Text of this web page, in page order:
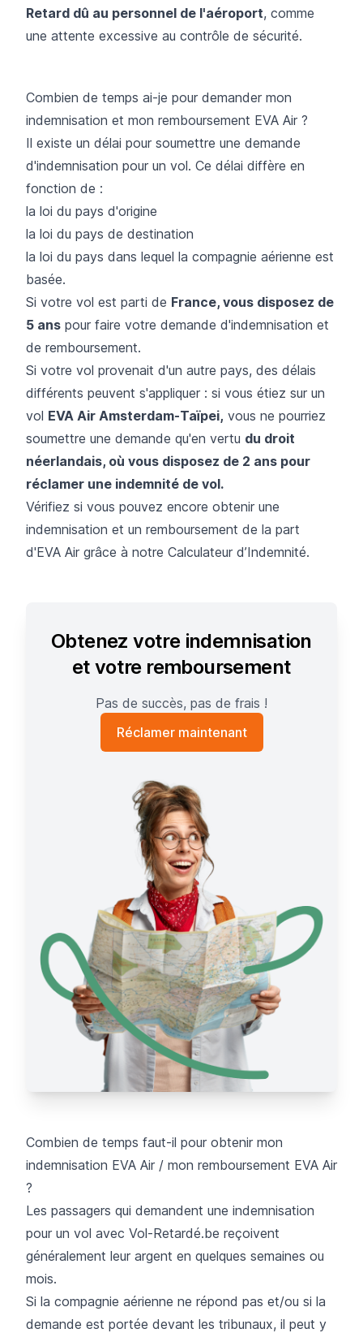
Retard dû au personnel de l'aéroport, comme
une attente excessive au contrôle de sécurité.
Combien de temps ai-je pour demander mon
indemnisation et mon remboursement EVA Air ?
Il existe un délai pour soumettre une demande
d'indemnisation pour un vol. Ce délai diffère en
fonction de :
la loi du pays d'origine
la loi du pays de destination
la loi du pays dans lequel la compagnie aérienne est
basée.
Si votre vol est parti de France, vous disposez de
5 ans pour faire votre demande d'indemnisation et
de remboursement.
Si votre vol provenait d'un autre pays, des délais
différents peuvent s'appliquer : si vous étiez sur un
vol EVA Air Amsterdam-Taïpei, vous ne pourriez
soumettre une demande qu'en vertu du droit
néerlandais, où vous disposez de 2 ans pour
réclamer une indemnité de vol.
Vérifiez si vous pouvez encore obtenir une
indemnisation et un remboursement de la part
d'EVA Air grâce à notre Calculateur d’Indemnité.
Obtenez votre indemnisation
et votre remboursement
Pas de succès, pas de frais !
Réclamer maintenant
Combien de temps faut-il pour obtenir mon
indemnisation EVA Air / mon remboursement EVA Air
?
Les passagers qui demandent une indemnisation
pour un vol avec Vol-Retardé.be reçoivent
généralement leur argent en quelques semaines ou
mois.
Si la compagnie aérienne ne répond pas et/ou si la
demande est portée devant les tribunaux, il peut y